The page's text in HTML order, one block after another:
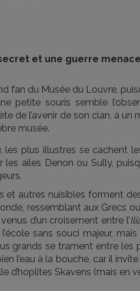
et une guerre
fan du Musée du Louvre,
petite souris semble
de l’avenir de son clan, à
musée.
les plus illustres se cachent
ailes Denon ou Sully,
et autres nuisibles forment
ressemblant aux Grecs
d’un croisement entre l’
sans souci majeur,
grands se trament entre les
l’eau à la bouche, car il
d’hoplites Skavens (mais en